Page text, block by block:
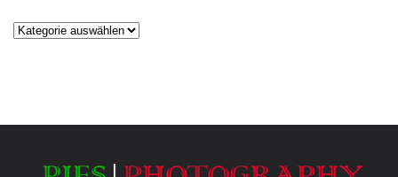
Kategorien